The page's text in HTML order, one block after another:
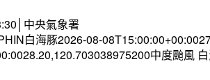
中央氣象署
白海豚2026-08-
中度颱風